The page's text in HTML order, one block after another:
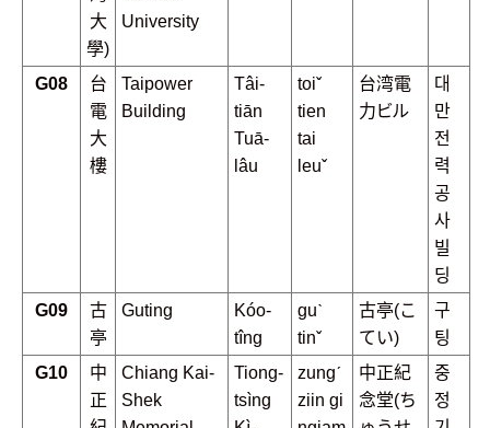
大
學)
University
G08
台
電
大
樓
Taipower
Building
Tâi-
tiān
Tuā-
lâu
toiˇ
tien
tai
leuˇ
台湾電
力ビル
대
만
전
력
공
사
빌
딩
G09
古
亭
Guting
Kóo-
tîng
guˋ
tinˇ
古亭(こ
てい)
구
팅
G10
中
正
Chiang Kai-
Shek
Tiong-
tsìng
zungˊ
ziin gi
中正紀
念堂(ち
중
정